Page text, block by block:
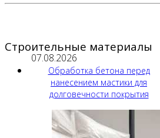
Строительные материалы
07.08.2026
Обработка бетона перед
нанесением мастики для
долговечности покрытия